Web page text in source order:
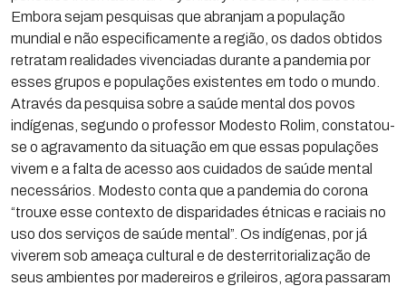
Embora sejam pesquisas que abranjam a população
mundial e não especificamente a região, os dados obtidos
retratam realidades vivenciadas durante a pandemia por
esses grupos e populações existentes em todo o mundo.
Através da pesquisa sobre a saúde mental dos povos
indígenas, segundo o professor Modesto Rolim, constatou-
se o agravamento da situação em que essas populações
vivem e a falta de acesso aos cuidados de saúde mental
necessários. Modesto conta que a pandemia do corona
“trouxe esse contexto de disparidades étnicas e raciais no
uso dos serviços de saúde mental”. Os indígenas, por já
viverem sob ameaça cultural e de desterritorialização de
seus ambientes por madereiros e grileiros, agora passaram